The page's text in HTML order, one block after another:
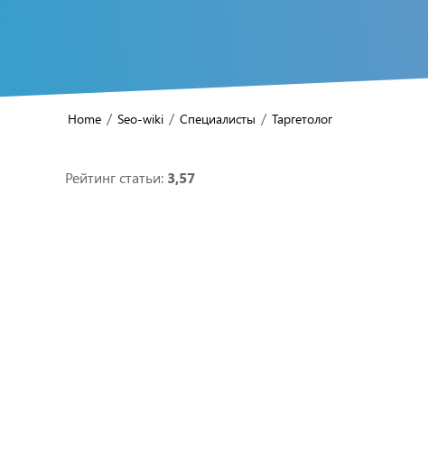
Home / Seo-wiki / Специалисты / Таргетолог
Рейтинг статьи: 3,57